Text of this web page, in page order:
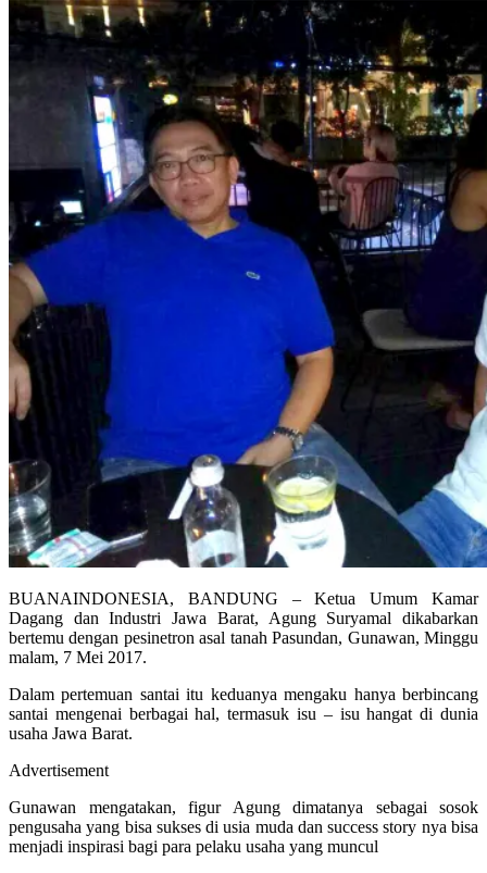
BUANAINDONESIA, BANDUNG – Ketua Umum Kamar
Dagang dan Industri Jawa Barat, Agung Suryamal dikabarkan
bertemu dengan pesinetron asal tanah Pasundan, Gunawan, Minggu
malam, 7 Mei 2017.
Dalam pertemuan santai itu keduanya mengaku hanya berbincang
santai mengenai berbagai hal, termasuk isu – isu hangat di dunia
usaha Jawa Barat.
Advertisement
Gunawan mengatakan, figur Agung dimatanya sebagai sosok
pengusaha yang bisa sukses di usia muda dan success story nya bisa
menjadi inspirasi bagi para pelaku usaha yang muncul